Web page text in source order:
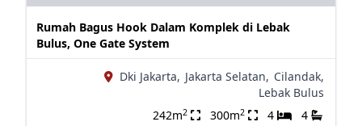
Rumah Bagus Hook Dalam Komplek di Lebak
Bulus, One Gate System
Dki Jakarta, Jakarta Selatan, Cilandak,
Lebak Bulus
242m2 300m2 4 4